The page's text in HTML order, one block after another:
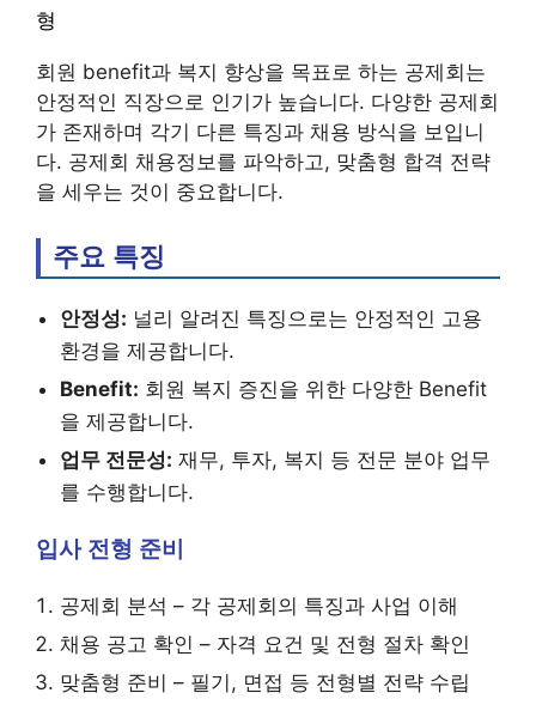
형
회원 benefit과 복지 향상을 목표로 하는 공제회는
안정적인 직장으로 인기가 높습니다. 다양한 공제회
가 존재하며 각기 다른 특징과 채용 방식을 보입니
다. 공제회 채용정보를 파악하고, 맞춤형 합격 전략
을 세우는 것이 중요합니다.
주요 특징
안정성: 널리 알려진 특징으로는 안정적인 고용
환경을 제공합니다.
Benefit: 회원 복지 증진을 위한 다양한 Benefit
을 제공합니다.
업무 전문성: 재무, 투자, 복지 등 전문 분야 업무
를 수행합니다.
입사 전형 준비
공제회 분석 – 각 공제회의 특징과 사업 이해
채용 공고 확인 – 자격 요건 및 전형 절차 확인
맞춤형 준비 – 필기, 면접 등 전형별 전략 수립